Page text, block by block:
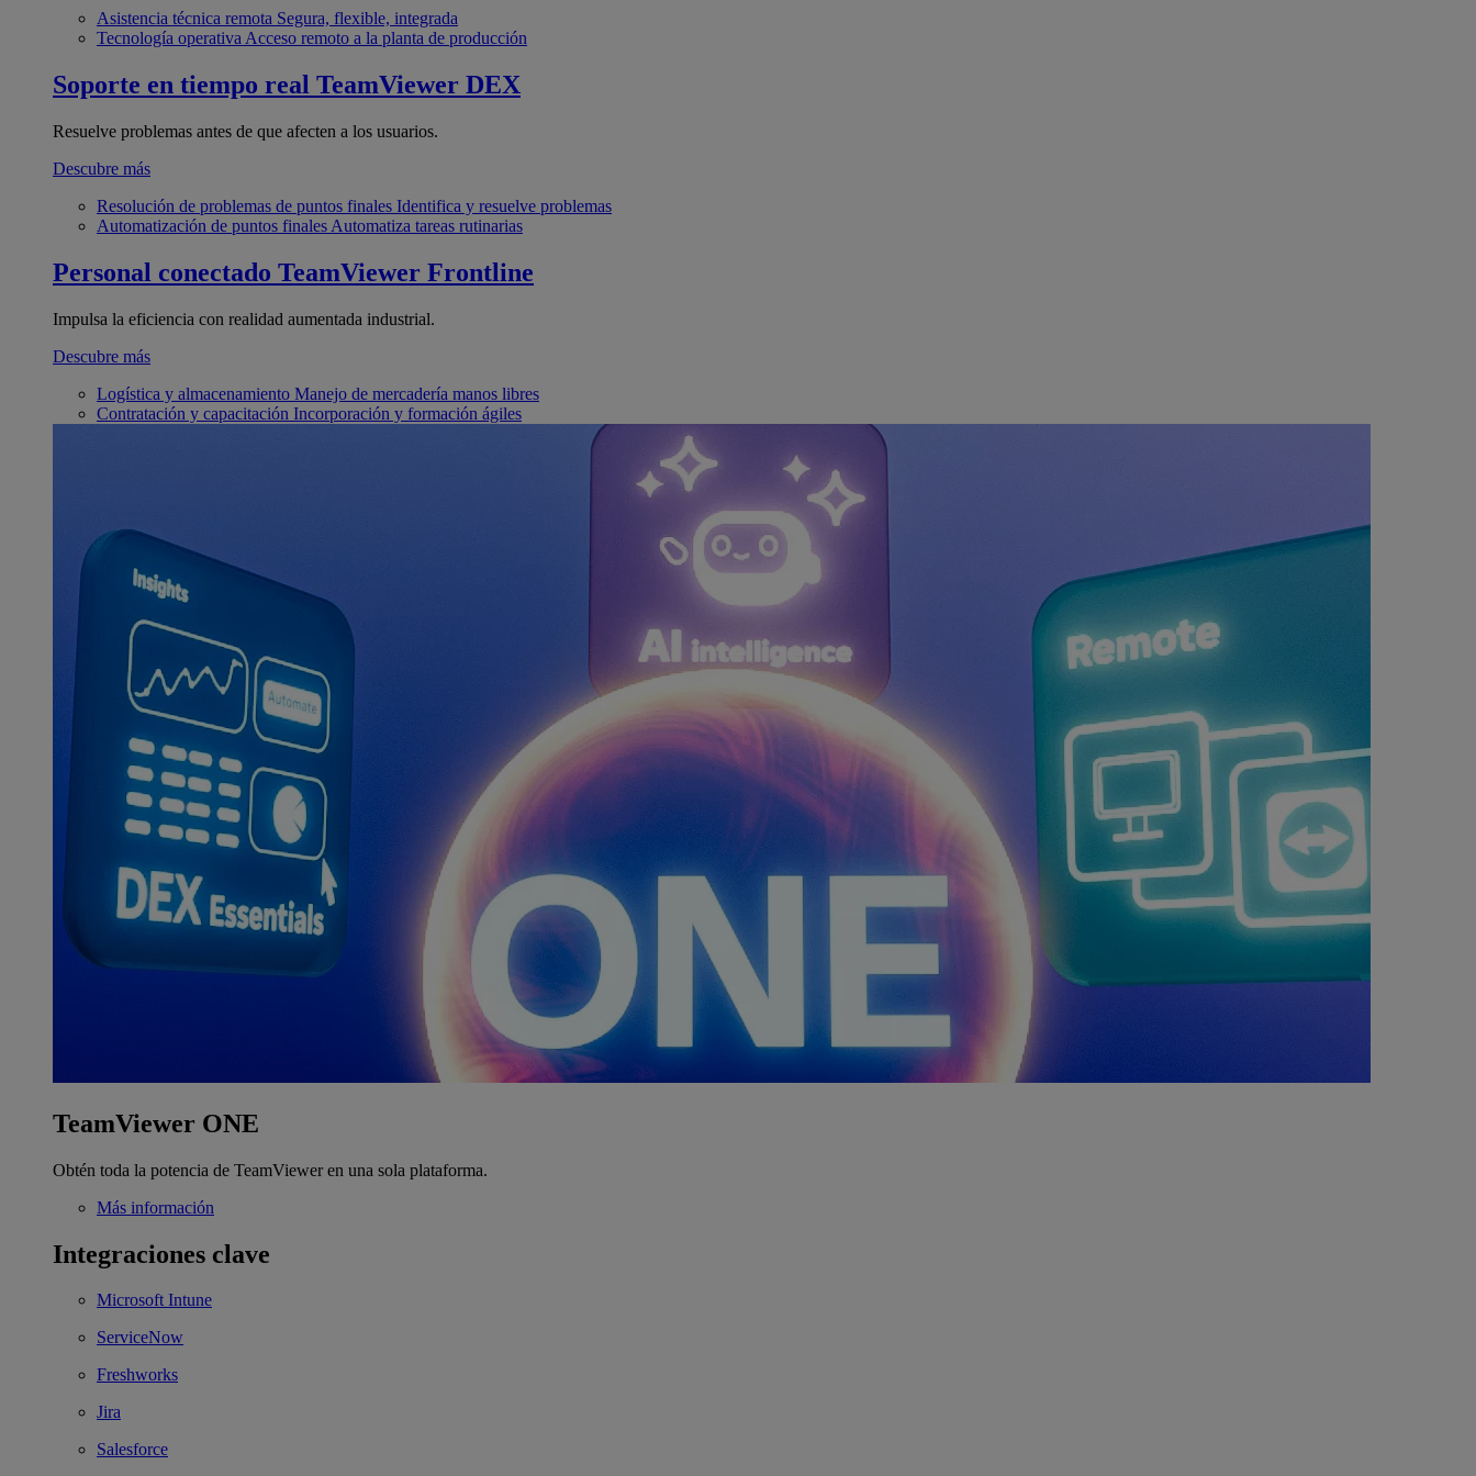
Asistencia técnica remota Segura, flexible, integrada
Tecnología operativa Acceso remoto a la planta de producción
Soporte en tiempo real TeamViewer DEX
Resuelve problemas antes de que afecten a los usuarios.
Descubre más
Resolución de problemas de puntos finales Identifica y resuelve problemas
Automatización de puntos finales Automatiza tareas rutinarias
Personal conectado TeamViewer Frontline
Impulsa la eficiencia con realidad aumentada industrial.
Descubre más
Logística y almacenamiento Manejo de mercadería manos libres
Contratación y capacitación Incorporación y formación ágiles
TeamViewer ONE
Obtén toda la potencia de TeamViewer en una sola plataforma.
Más información
Integraciones clave
Microsoft Intune
ServiceNow
Freshworks
Jira
Salesforce